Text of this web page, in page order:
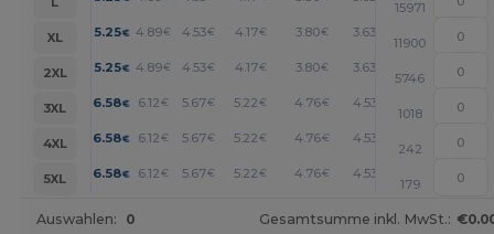
15971
XL
5.25€ 4.89€ 4.53€ 4.17€ 3.80€ 3.63 +
11900
2XL
5.25€ 4.89€ 4.53€ 4.17€ 3.80€ 3.63 +
5746
3XL
6.58€ 6.12€ 5.67€ 5.22 € 4.76€ 4.53 +
1018
4XL
6.58€ 6.12€ 5.67€ 5.22 € 4.76€ 4.53 +
242
5XL
6.58€ 6.12€ 5.67€ 5.22 € 4.76€ 4.53 +
179
Auswahlen: 0 Gesamtsumme inkl. MwSt.: